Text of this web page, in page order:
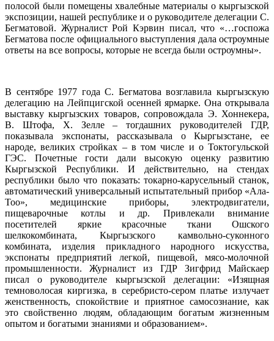
полосой были помещены хвалебные материалы о кыргызской
экспозиции, нашей республике и о руководителе делегации С.
Бегматовой. Журналист Рой Кэрвин писал, что «…госпожа
Бегматова после официального выступления дала остроумные
ответы на все вопросы, которые не всегда были остроумны».
В сентябре 1977 года С. Бегматова возглавила кыргызскую
делегацию на Лейпцигской осенней ярмарке. Она открывала
выставку кыргызских товаров, сопровождала Э. Хоннекера,
В. Штофа, Х. Зелле – тогдашних руководителей ГДР,
показывала экспонаты, рассказывала о Кыргызстане, ее
народе, великих стройках – в том числе и о Токтогульской
ГЭС. Почетные гости дали высокую оценку развитию
Кыргызской Республики. И действительно, на стендах
республики было что показать: токарно-карусельный станок,
автоматический универсальный испытательный прибор «Ала-
Тоо», медицинские приборы, электродвигатели,
пищеварочные котлы и др. Привлекали внимание
посетителей яркие красочные ткани Ошского
шелкокомбината, Кыргызского камвольно-суконного
комбината, изделия прикладного народного искусства,
экспонаты предприятий легкой, пищевой, мясо-молочной
промышленности. Журналист из ГДР Зигфрид Майскаер
писал о руководителе кыргызской делегации: «Изящная
темноволосая киргизка, в серебристо-сером платье излучает
женственность, спокойствие и приятное самосознание, как
это свойственно людям, обладающим богатым жизненным
опытом и богатыми знаниями и образованием».